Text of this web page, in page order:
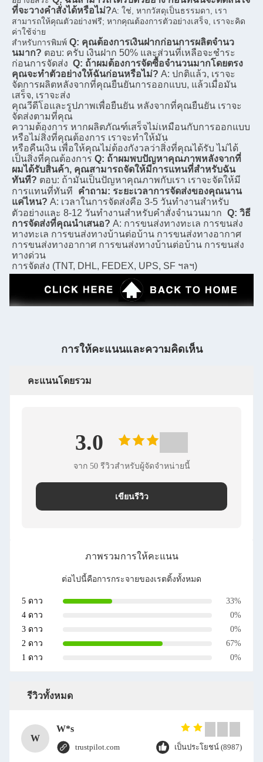
ที่จะวางคําสั่งได้หรือไม่?A: ใช่, หากวัสดุเป็นธรรมดา, เรา
สามารถให้คุณตัวอย่างฟรี; หากคุณต้องการตัวอย่างเสร็จ, เราจะคิด
ค่าใช้จ่าย
สําหรับการพิมพ์ Q: คุณต้องการเงินฝากก่อนการผลิตจํานว
นมาก? ตอบ: ครับ เงินฝาก 50% และส่วนที่เหลือจะชําระ
ก่อนการจัดส่ง Q: ถ้าผมต้องการจัดซื้อจํานวนมากโดยตรง
คุณจะทําตัวอย่างให้ฉันก่อนหรือไม่? A: ปกติแล้ว, เราจะ
จัดการผลิตหลังจากที่คุณยืนยันการออกแบบ, แล้วเมื่อมัน
เสร็จ, เราจะส่ง
คุณวีดีโอและรูปภาพเพื่อยืนยัน หลังจากที่คุณยืนยัน เราจะ
จัดส่งตามที่คุณ
ความต้องการ หากผลิตภัณฑ์เสร็จไม่เหมือนกับการออกแบบ
หรือไม่สิ่งที่คุณต้องการ เราจะทําให้มัน
หรือคืนเงิน เพื่อให้คุณไม่ต้องกังวลว่าสิ่งที่คุณได้รับ ไม่ได้
เป็นสิ่งที่คุณต้องการ Q: ถ้าผมพบปัญหาคุณภาพหลังจากที่
ผมได้รับสินค้า, คุณสามารถจัดให้มีการแทนที่สําหรับฉัน
ทันที? ตอบ: ถ้ามันเป็นปัญหาคุณภาพกับเรา เราจะจัดให้มี
การแทนที่ทันที
คําถาม: ระยะเวลาการจัดส่งของคุณนาน
แค่ไหน? A: เวลาในการจัดส่งคือ 3-5 วันทํางานสําหรับ
ตัวอย่างและ 8-12 วันทํางานสําหรับคําสั่งจํานวนมาก Q: วิธี
การจัดส่งที่คุณนําเสนอ? A: การขนส่งทางทะเล การขนส่ง
ทางทะเล การขนส่งทางบ้านต่อบ้าน การขนส่งทางอากาศ
การขนส่งทางอากาศ การขนส่งทางบ้านต่อบ้าน การขนส่ง
ทางด่วน
การจัดส่ง (TNT, DHL, FEDEX, UPS, SF ฯลฯ)
การให้คะแนนและความคิดเห็น
คะแนนโดยรวม
3.0
จาก 50 รีวิวสําหรับผู้จัดจําหน่ายนี้
เขียนรีวิว
ภาพรวมการให้คะแนน
ต่อไปนี้คือการกระจายของเรตติ้งทั้งหมด
5 ดาว
33%
4 ดาว
0%
3 ดาว
0%
2 ดาว
67%
1 ดาว
0%
รีวิวทั้งหมด
W
W*s
trustpilot.com เป็นประโยชน์ (8987)